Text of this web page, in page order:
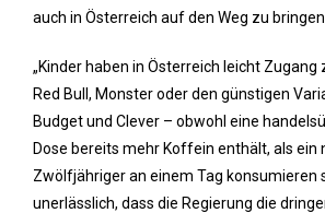
auch in Österreich auf den Weg zu bringen
„Kinder haben in Österreich leicht Zugang
Red Bull, Monster oder den günstigen
Budget und Clever – obwohl eine
Dose bereits mehr Koffein enthält, als
Zwölfjähriger an einem Tag konsumieren
unerlässlich, dass die Regierung die